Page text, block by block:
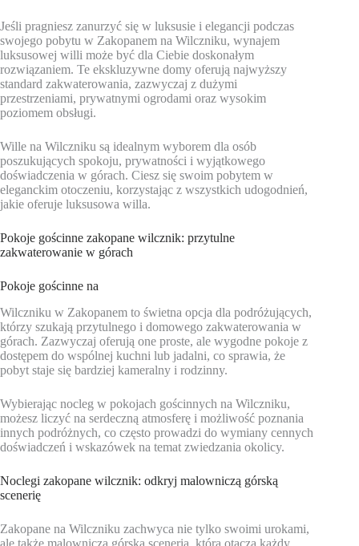
Jeśli pragniesz zanurzyć się w luksusie i elegancji podczas
swojego pobytu w Zakopanem na Wilczniku, wynajem
luksusowej willi może być dla Ciebie doskonałym
rozwiązaniem. Te ekskluzywne domy oferują najwyższy
standard zakwaterowania, zazwyczaj z dużymi
przestrzeniami, prywatnymi ogrodami oraz wysokim
poziomem obsługi.
Wille na Wilczniku są idealnym wyborem dla osób
poszukujących spokoju, prywatności i wyjątkowego
doświadczenia w górach. Ciesz się swoim pobytem w
eleganckim otoczeniu, korzystając z wszystkich udogodnień,
jakie oferuje luksusowa willa.
Pokoje gościnne zakopane wilcznik: przytulne
zakwaterowanie w górach
Pokoje gościnne na
Wilczniku w Zakopanem to świetna opcja dla podróżujących,
którzy szukają przytulnego i domowego zakwaterowania w
górach. Zazwyczaj oferują one proste, ale wygodne pokoje z
dostępem do wspólnej kuchni lub jadalni, co sprawia, że
pobyt staje się bardziej kameralny i rodzinny.
Wybierając nocleg w pokojach gościnnych na Wilczniku,
możesz liczyć na serdeczną atmosferę i możliwość poznania
innych podróżnych, co często prowadzi do wymiany cennych
doświadczeń i wskazówek na temat zwiedzania okolicy.
Noclegi zakopane wilcznik: odkryj malowniczą górską
scenerię
Zakopane na Wilczniku zachwyca nie tylko swoimi urokami,
ale także malowniczą górską scenerią, która otacza każdy